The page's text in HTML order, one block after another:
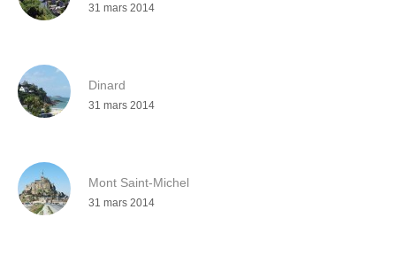
31 mars 2014
Dinard
31 mars 2014
Mont Saint-Michel
31 mars 2014